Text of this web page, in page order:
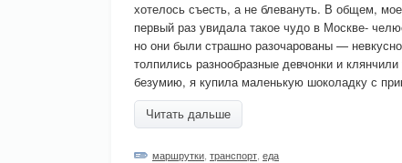
хотелось съесть, а не блевануть. В общем,
первый раз увидала такое чудо в Москве-
но они были страшно разочарованы —
толпились разнообразные девчонки и
безумию, я купила маленькую шоколадку с
Читать дальше
маршрутки транспорт еда